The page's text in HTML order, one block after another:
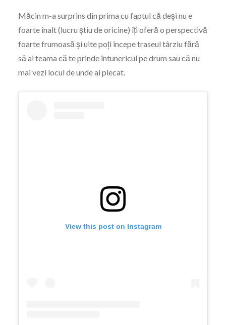
Măcin m-a surprins din prima cu faptul că deși nu e
foarte înalt (lucru știu de oricine) îți oferă o perspectivă
foarte frumoasă și uite poți începe traseul târziu fără
să ai teama că te prinde întunericul pe drum sau că nu
mai vezi locul de unde ai plecat.
View this post on Instagram